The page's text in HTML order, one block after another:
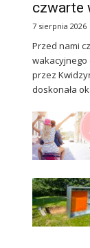
czwarte
7 sierpnia 2026
Przed nami
wakacyjnego
przez
doskonała